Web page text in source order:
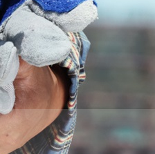
Gutachter in Hamburg
Gutachter in Köln
Gutachter in München
Gutachter in Stuttgart
PLZ Gebiet 0
PLZ Gebiet 1